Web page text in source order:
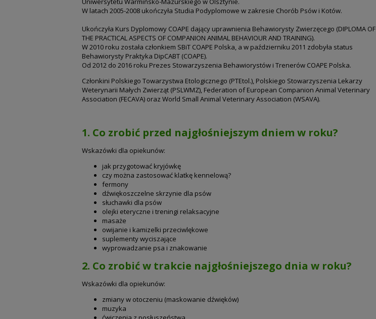
W latach 2005-2008 ukończyła Studia Podyplomowe w zakresie Chorób Psów i Kotów.
Ukończyła Kurs Dyplomowy COAPE dający uprawnienia Behawiorysty Zwierzęcego (DIPLOMA OF
THE PRACTICAL ASPECTS OF COMPANION ANIMAL BEHAVIOUR AND TRAINING).
W 2010 roku została członkiem SBiT COAPE Polska, a w październiku 2011 zdobyła status
Behawiorysty Praktyka DipCABT (COAPE).
Od 2012 do 2016 roku Prezes Stowarzyszenia Behawiorystów i Trenerów COAPE Polska.
Członkini Polskiego Towarzystwa Etologicznego (PTEtol.), Polskiego Stowarzyszenia Lekarzy
Weterynarii Małych Zwierząt (PSLWMZ), Federation of European Companion Animal Veterinary
Association (FECAVA) oraz World Small Animal Veterinary Association (WSAVA).
1. Co zrobić przed najgłośniejszym dniem w roku?
Wskazówki dla opiekunów:
jak przygotować kryjówkę
czy można zastosować klatkę kennelową?
fermony
dźwiękoszczelne skrzynie dla psów
słuchawki dla psów
olejki eteryczne i treningi relaksacyjne
masaże
owijanie i kamizelki przeciwlękowe
suplementy wyciszające
wyprowadzanie psa i znakowanie
2. Co zrobić w trakcie najgłośniejszego dnia w roku?
Wskazówki dla opiekunów:
zmiany w otoczeniu (maskowanie dźwięków)
muzyka